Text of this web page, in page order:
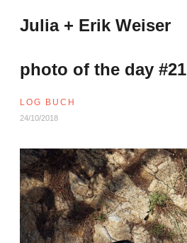
Inhalt
Julia + Erik Weiser
photo of the day #21
LOG BUCH
24/10/2018